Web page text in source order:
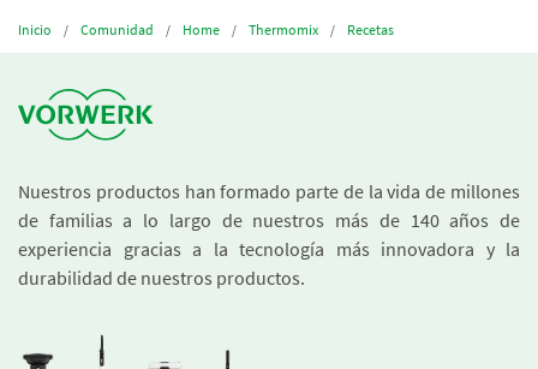
Inicio Comunidad Home Thermomix Recetas
Nuestros productos han formado parte de la vida de millones
de familias a lo largo de nuestros más de 140 años de
experiencia gracias a la tecnología más innovadora y la
durabilidad de nuestros productos.